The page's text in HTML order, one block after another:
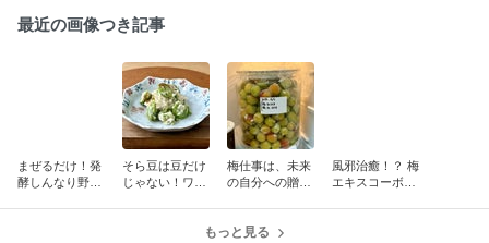
最近の画像つき記事
まぜるだけ！発
酵しんなり野菜
そら豆は豆だけ
じゃない！ワタ
梅仕事は、未来
の自分への贈り
風邪治癒！？ 梅
エキスコーボン
もっと見る